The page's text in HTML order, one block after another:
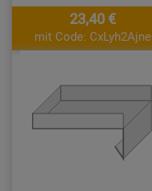
23,40 €
mit Code: CxLyh2Ajne